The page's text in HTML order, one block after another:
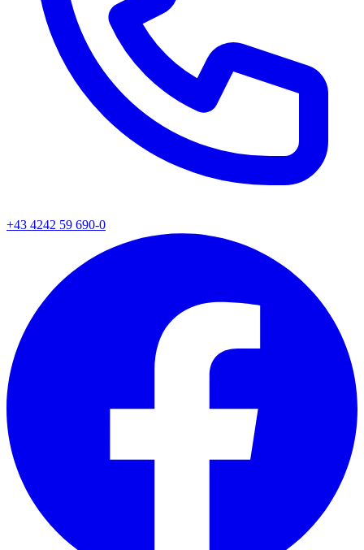
+43 4242 59 690-0